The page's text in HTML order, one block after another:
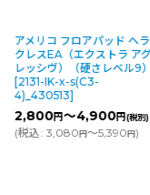
アメリコ フロアパッド ヘラ
クレスEA（エクストラ ア
レッシヴ）（硬さレベル9）
[2131-IK-x-s(C3-
4)_430513]
2,800円～4,900円(税別)
(税込: 3,080円～5,390円)